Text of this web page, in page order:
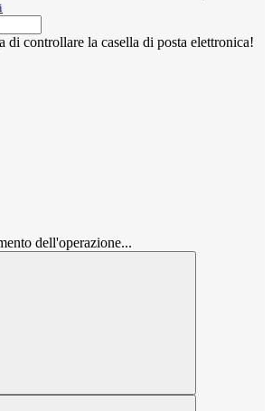
di controllare la casella di posta elettronica!
dell'operazione...